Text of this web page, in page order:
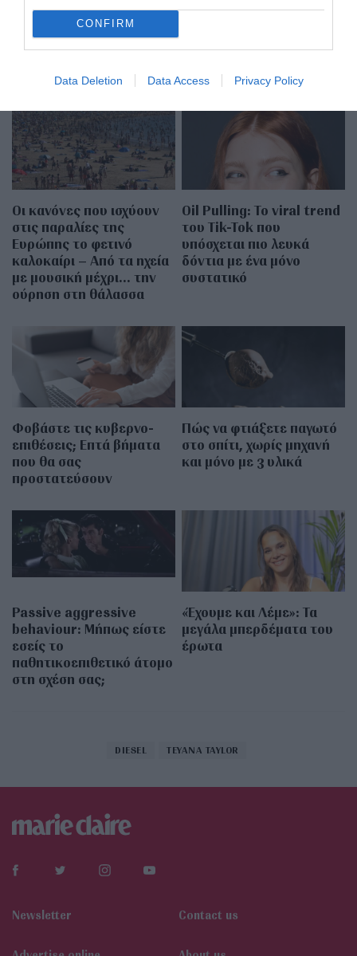
CONFIRM
Data Deletion Data Access Privacy Policy
ART & LIFESTYLE
Οι κανόνες που ισχύουν
στις παραλίες της
Ευρώπης το φετινό
καλοκαίρι – Από τα ηχεία
με μουσική μέχρι… την
ούρηση στη θάλασσα
Oil Pulling: To viral trend
του Tik-Tok που
υπόσχεται πιο λευκά
δόντια με ένα μόνο
συστατικό
Φοβάστε τις κυβερνο-
επιθέσεις; Επτά βήματα
που θα σας
προστατεύσουν
Πώς να φτιάξετε παγωτό
στο σπίτι, χωρίς μηχανή
και μόνο με 3 υλικά
Passive aggressive
behaviour: Μήπως είστε
εσείς το
παθητικοεπιθετικό άτομο
στη σχέση σας;
«Έχουμε και Λέμε»: Τα
μεγάλα μπερδέματα του
έρωτα
DIESEL TEYANA TAYLOR
Newsletter Contact us